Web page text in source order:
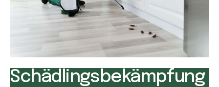
Schädlingsbekämpfung